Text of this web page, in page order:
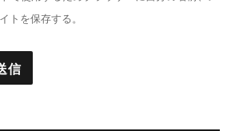
トを保存する。